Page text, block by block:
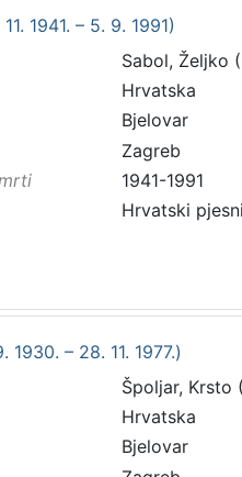
1941. – 5. 9. 1991)
Sabol, Željko
Hrvatska
Bjelovar
Zagreb
1941-1991
Hrvatski
1930. – 28. 11. 1977.)
Špoljar, Krsto
Hrvatska
Bjelovar